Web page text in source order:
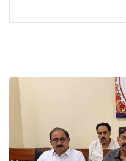
جي اي ڪيٽيگري ۾ ڪپتان
شامل آهن.
زمان، حارث رئوف، امام
کي شامل ڪيو ويو آهي، جڏهن